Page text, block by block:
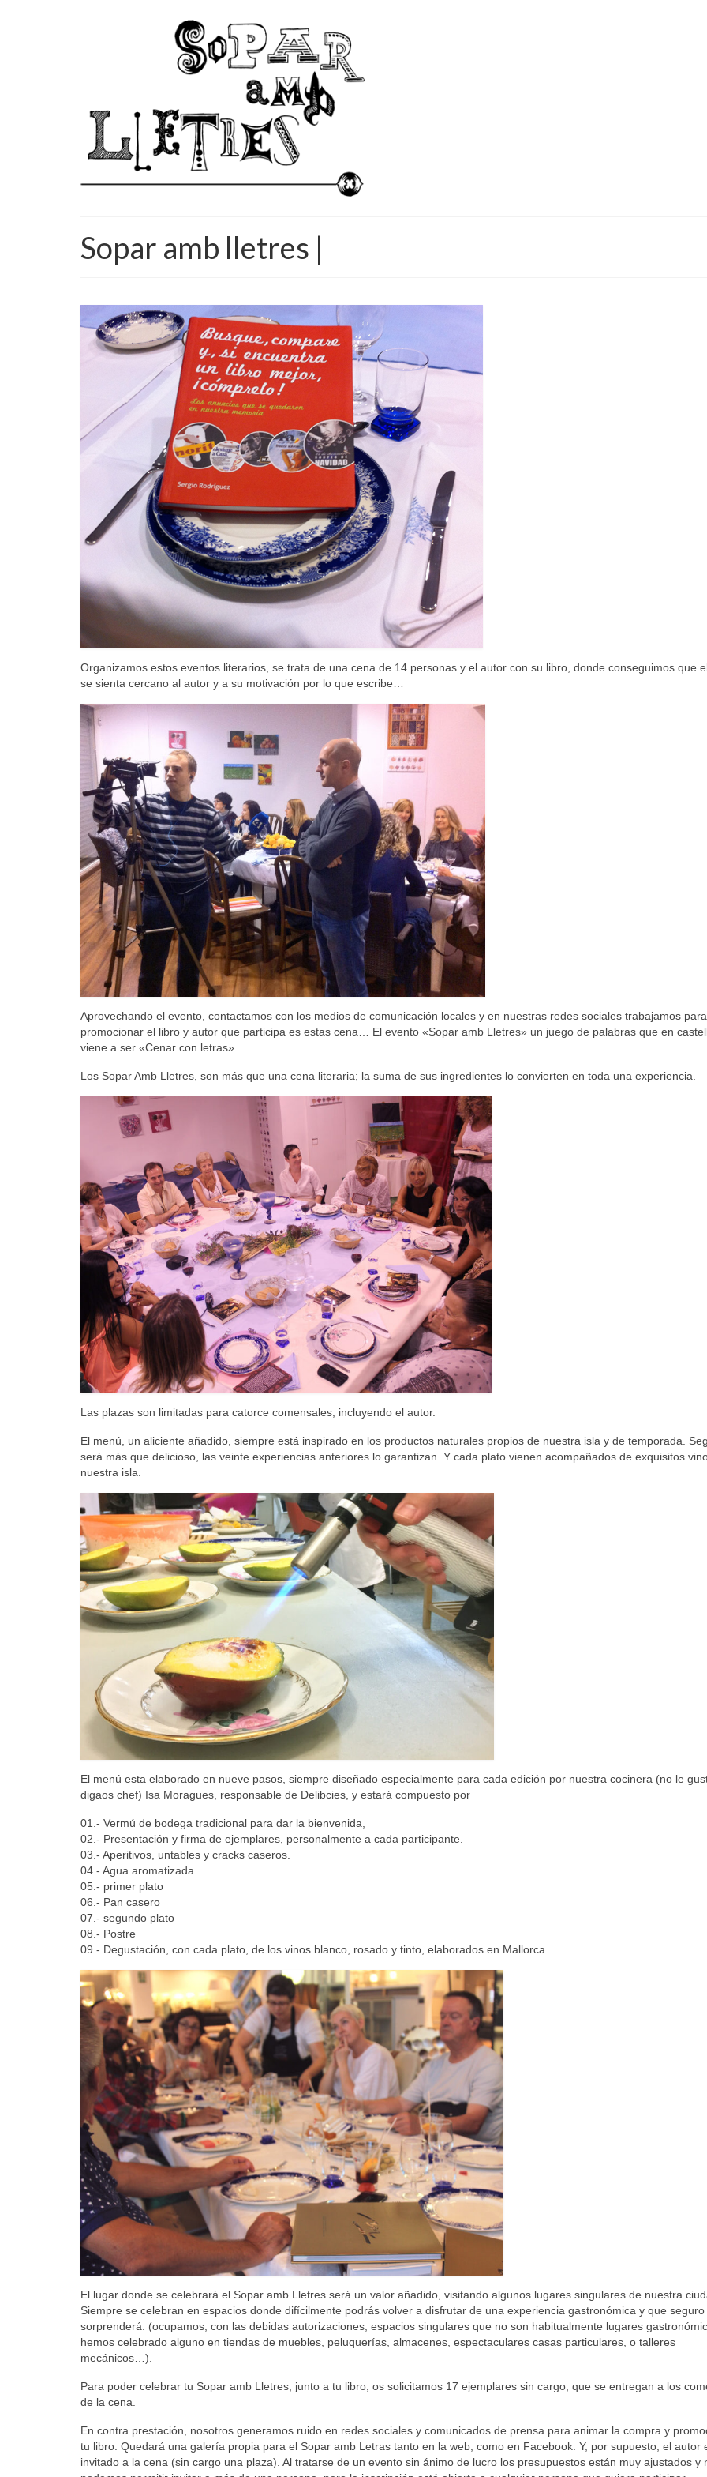
Sopar amb lletres |
Organizamos estos eventos literarios, se trata de una cena de 14 personas y el autor con su libro, donde conseguimos que
se sienta cercano al autor y a su motivación por lo que escribe…
Aprovechando el evento, contactamos con los medios de comunicación locales y en nuestras redes sociales trabajamos para
promocionar el libro y autor que participa es estas cena… El evento «Sopar amb Lletres» un juego de palabras que en
viene a ser «Cenar con letras».
Los Sopar Amb Lletres, son más que una cena literaria; la suma de sus ingredientes lo convierten en toda una experiencia.
Las plazas son limitadas para catorce comensales, incluyendo el autor.
El menú, un aliciente añadido, siempre está inspirado en los productos naturales propios de nuestra isla y de temporada.
será más que delicioso, las veinte experiencias anteriores lo garantizan. Y cada plato vienen acompañados de exquisitos
nuestra isla.
El menú esta elaborado en nueve pasos, siempre diseñado especialmente para cada edición por nuestra cocinera (no le
digaos chef) Isa Moragues, responsable de Delibcies, y estará compuesto por
01.- Vermú de bodega tradicional para dar la bienvenida,
02.- Presentación y firma de ejemplares, personalmente a cada participante.
03.- Aperitivos, untables y cracks caseros.
04.- Agua aromatizada
05.- primer plato
06.- Pan casero
07.- segundo plato
08.- Postre
09.- Degustación, con cada plato, de los vinos blanco, rosado y tinto, elaborados en Mallorca.
El lugar donde se celebrará el Sopar amb Lletres será un valor añadido, visitando algunos lugares singulares de nuestra
Siempre se celebran en espacios donde difícilmente podrás volver a disfrutar de una experiencia gastronómica y que seguro
sorprenderá. (ocupamos, con las debidas autorizaciones, espacios singulares que no son habitualmente lugares
hemos celebrado alguno en tiendas de muebles, peluquerías, almacenes, espectaculares casas particulares, o talleres
mecánicos…).
Para poder celebrar tu Sopar amb Lletres, junto a tu libro, os solicitamos 17 ejemplares sin cargo, que se entregan a los
de la cena.
En contra prestación, nosotros generamos ruido en redes sociales y comunicados de prensa para animar la compra y
tu libro. Quedará una galería propia para el Sopar amb Letras tanto en la web, como en Facebook. Y, por supuesto, el autor
invitado a la cena (sin cargo una plaza). Al tratarse de un evento sin ánimo de lucro los presupuestos están muy ajustados y